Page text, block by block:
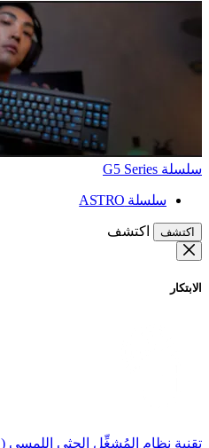
سلسلة G5 Series
سلسلة ASTRO
اكتشف اكتشف
الابتكار
تقنية نظام المُشغِّل الحثي اللمسي (HITS)